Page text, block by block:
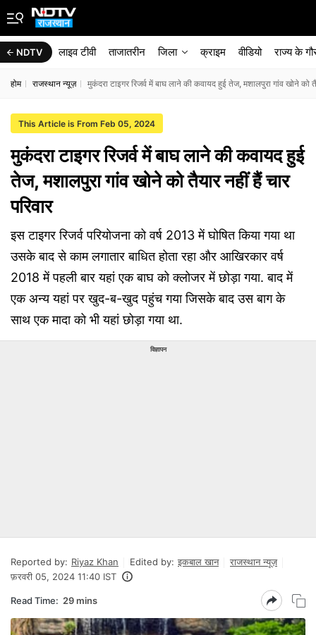
NDTV लाइव टीवी ताजातरीन जिला क्राइम वीडियो राज्‍य के
होम राजस्थान न्यूज़ मुकंदरा टाइगर रिजर्व में बाघ लाने की कवायद हुई तेज, मशालपुरा गांव खोने को
This Article is From Feb 05, 2024
मुकंदरा टाइगर रिजर्व में बाघ लाने की कवायद हुई
तेज, मशालपुरा गांव खोने को तैयार नहीं हैं चार
परिवार
इस टाइगर रिजर्व परियोजना को वर्ष 2013 में घोषित किया गया था
उसके बाद से काम लगातार बाधित होता रहा और आखिरकार वर्ष
2018 में पहली बार यहां एक बाघ को क्लोजर में छोड़ा गया. बाद में
एक अन्य यहां पर खुद-ब-खुद पहुंच गया जिसके बाद उस बाग के
साथ एक मादा को भी यहां छोड़ा गया था.
विज्ञापन
Reported by: Riyaz Khan Edited by: इकबाल खान
राजस्थान न्यूज़
फ़रवरी 05, 2024 11:40 IST
Read Time: 29 mins